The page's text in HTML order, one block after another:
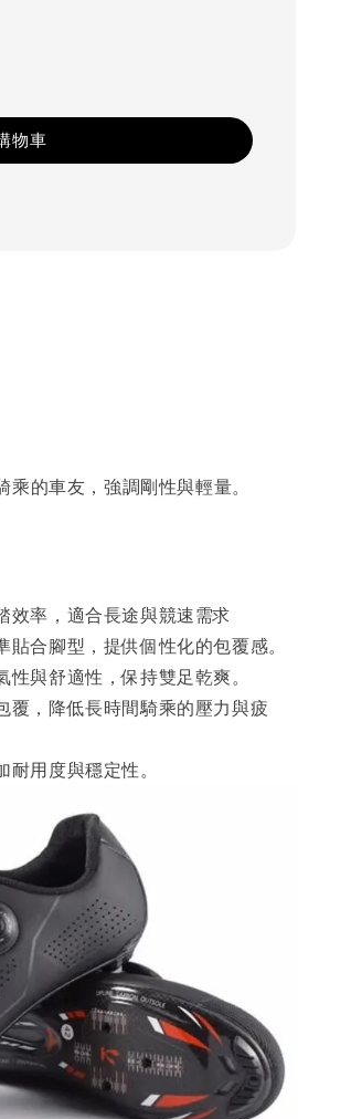
物車
的車友，強調剛性與輕量。
效率，適合長途與競速需求
貼合腳型，提供個性化的包覆感。
性與舒適性，保持雙足乾爽。
覆，降低長時間騎乘的壓力與疲
耐用度與穩定性。